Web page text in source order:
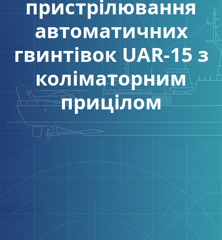
пристрілювання
автоматичних
гвинтівок UAR-15 з
коліматорним
прицілом